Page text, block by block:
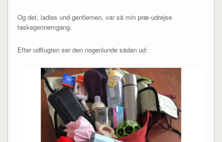
Og det, ladies und gentlemen, var så min præ-udrejse
taskegennemgang.
Efter udflugten ser den nogenlunde sådan ud: